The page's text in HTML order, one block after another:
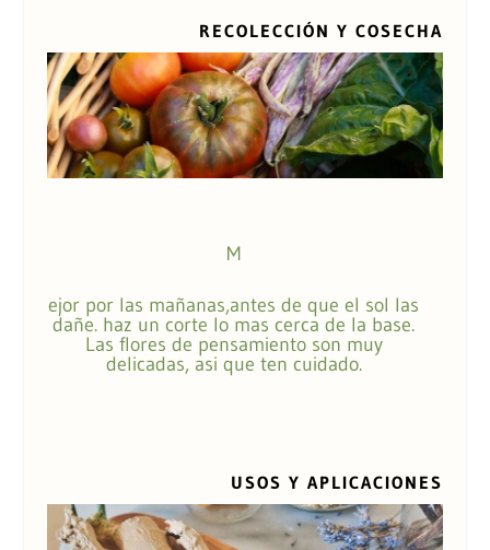
RECOLECCIÓN Y COSECHA
M
ejor por las mañanas,antes de que el sol las
dañe. haz un corte lo mas cerca de la base.
Las flores de pensamiento son muy
delicadas, asi que ten cuidado.
USOS Y APLICACIONES